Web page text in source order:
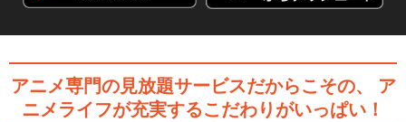
アニメ専門の見放題サービスだからこその、
ア
ニメライフが充実するこだわりがいっぱい！